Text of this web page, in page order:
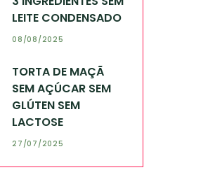
LEITE CONDENSADO
08/08/2025
TORTA DE MAÇÃ
SEM AÇÚCAR SEM
GLÚTEN SEM
LACTOSE
27/07/2025